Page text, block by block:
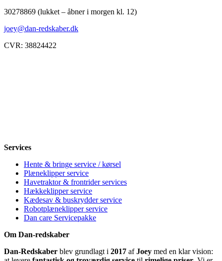
30278869 (lukket – åbner i morgen kl. 12)
joey@dan-redskaber.dk
CVR: 38824422
Services
Hente & bringe service / kørsel
Plæneklipper service
Havetraktor & frontrider services
Hækkeklipper service
Kædesav & buskrydder service
Robotplæneklipper service
Dan care Servicepakke
Om Dan-redskaber
Dan-Redskaber blev grundlagt i 2017 afJoey med en klar vision: